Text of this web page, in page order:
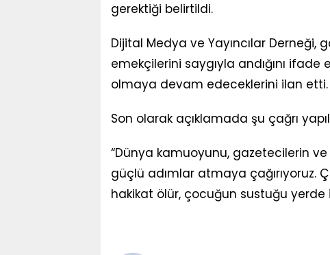
gerektiği belirtildi.
Dijital Medya ve Yayıncılar Derneği,
emekçilerini saygıyla andığını
olmaya devam edeceklerini ilan etti.
Son olarak açıklamada şu çağrı
“Dünya kamuoyunu, gazetecilerin
güçlü adımlar atmaya çağırıyoruz.
hakikat ölür, çocuğun sustuğu yerde